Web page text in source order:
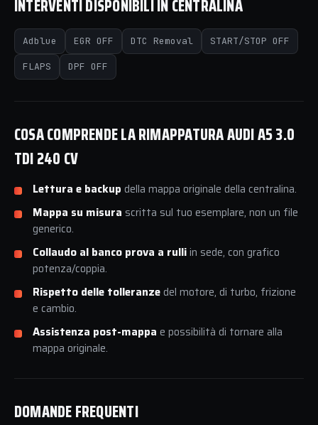
INTERVENTI DISPONIBILI IN CENTRALINA
Adblue EGR OFF DTC Removal START/STOP OFF
FLAPS DPF OFF
COSA COMPRENDE LA RIMAPPATURA AUDI A5 3.0
TDI 240 CV
Lettura e backup della mappa originale della centralina.
Mappa su misura scritta sul tuo esemplare, non un file
generico.
Collaudo al banco prova a rulliin sede, con grafico
potenza/coppia.
Rispetto delle tolleranzedel motore, di turbo, frizione
e cambio.
Assistenza post-mappa e possibilità di tornare alla
mappa originale.
DOMANDE FREQUENTI